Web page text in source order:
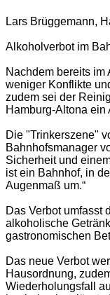
Lars Brüggemann,
Alkoholverbot im
Nachdem bereits
weniger Konflikte
zudem sei der
Hamburg-Altona ein
Die "Trinkerszene"
Bahnhofsmanager
Sicherheit und
ist ein Bahnhof, in
Augenmaß um.“
Das Verbot umfasst
alkoholische
gastronomischen
Das neue Verbot
Hausordnung,
Wiederholungsfall